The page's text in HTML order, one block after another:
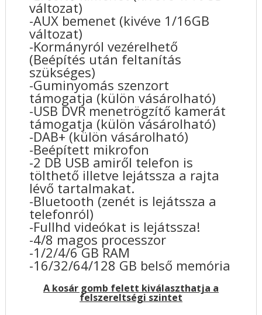
változat)
-AUX bemenet (kivéve 1/16GB
változat)
-Kormányról vezérelhető
(Beépítés után feltanítás
szükséges)
-Guminyomás szenzort
támogatja (külön vásárolható)
-USB DVR menetrögzítő kamerát
támogatja (külön vásárolható)
-DAB+ (külön vásárolható)
-Beépített mikrofon
-2 DB USB amiről telefon is
tölthető illetve lejátssza a rajta
lévő tartalmakat.
-Bluetooth (zenét is lejátssza a
telefonról)
-Fullhd videókat is lejátssza!
-4/8 magos processzor
-1/2/4/6 GB RAM
-16/32/64/128 GB belső memória
A kosár gomb felett kiválaszthatja a
felszereltségi szintet